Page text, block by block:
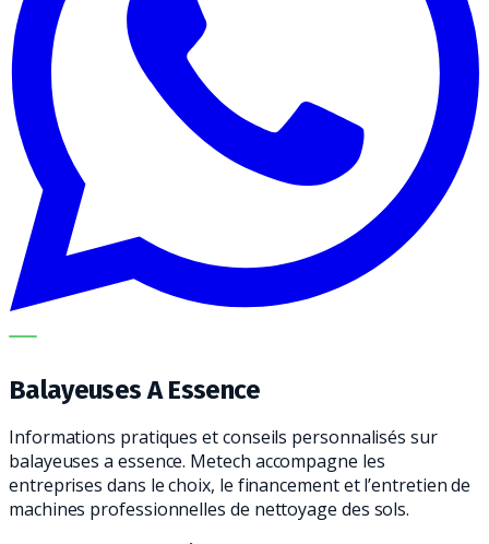
METECH
Balayeuses A Essence
Informations pratiques et conseils personnalisés sur
balayeuses a essence. Metech accompagne les
entreprises dans le choix, le financement et l’entretien de
machines professionnelles de nettoyage des sols.